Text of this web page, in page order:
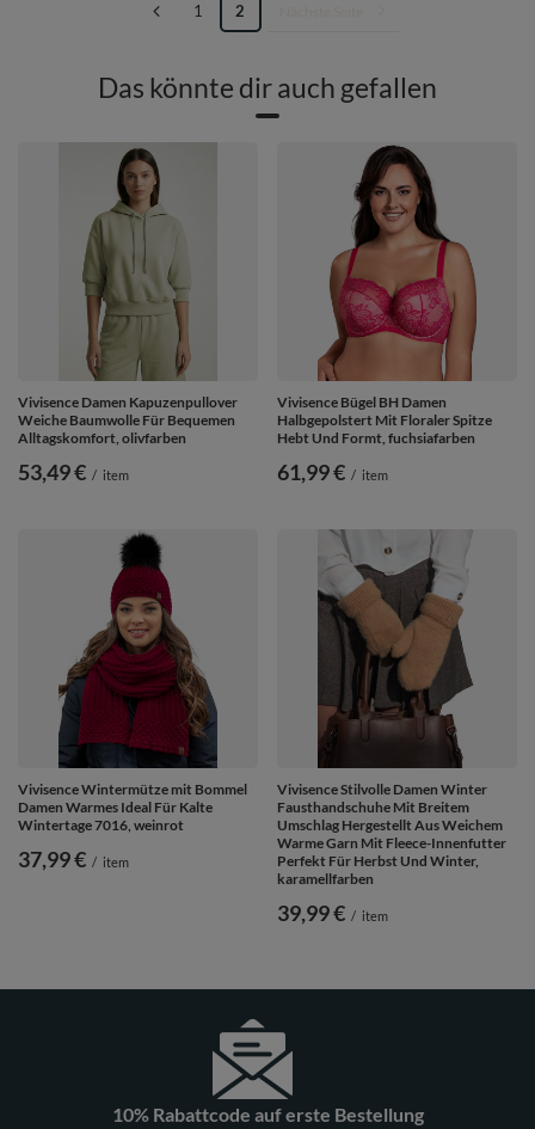
1 2
Das könnte dir auch gefallen
Vivisence Damen Kapuzenpullover
Weiche Baumwolle Für Bequemen
Alltagskomfort, olivfarben
53,49 € / item
Vivisence Bügel BH Damen
Halbgepolstert Mit Floraler Spitze
Hebt Und Formt, fuchsiafarben
61,99 € / item
Vivisence Wintermütze mit Bommel
Damen Warmes Ideal Für Kalte
Wintertage 7016, weinrot
37,99 € / item
Vivisence Stilvolle Damen Winter
Fausthandschuhe Mit Breitem
Umschlag Hergestellt Aus Weichem
Warme Garn Mit Fleece-Innenfutter
Perfekt Für Herbst Und Winter,
karamellfarben
39,99 € / item
10% Rabattcode auf erste Bestellung